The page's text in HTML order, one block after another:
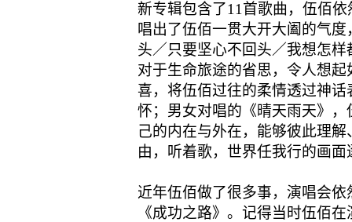
新专辑包含了11首歌曲，伍佰
唱出了伍佰一贯大开大阖的气
头／只要坚心不回头／我想怎
对于生命旅途的省思，令人想
喜，将伍佰过往的柔情透过神
怀；男女对唱的《晴天雨天》
己的内在与外在，能够彼此理
由，听着歌，世界任我行的画
近年伍佰做了很多事，演唱会
《成功之路》。记得当时伍佰